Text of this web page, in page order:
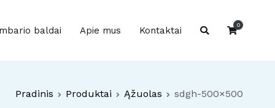
baldai Apie mus Kontaktai
0
Pradinis Produktai Ąžuolas sdgh-500×500